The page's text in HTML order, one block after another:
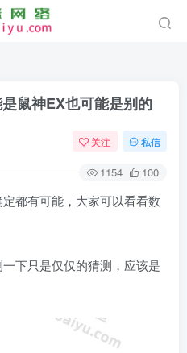
鼠神EX也可能是别的
关注 私信
1154 100
都有可能 ， 大家可以看看数
下只是仅仅的猜测，应该是